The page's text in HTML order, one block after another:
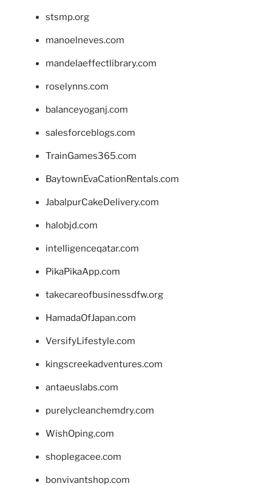
stsmp.org
manoelneves.com
mandelaeffectlibrary.com
roselynns.com
balanceyoganj.com
salesforceblogs.com
TrainGames365.com
BaytownEvaCationRentals.com
JabalpurCakeDelivery.com
halobjd.com
intelligenceqatar.com
PikaPikaApp.com
takecareofbusinessdfw.org
HamadaOfJapan.com
VersifyLifestyle.com
kingscreekadventures.com
antaeuslabs.com
purelycleanchemdry.com
WishOping.com
shoplegacee.com
bonvivantshop.com